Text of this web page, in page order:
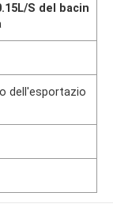
S del bacin
dell'esportazio